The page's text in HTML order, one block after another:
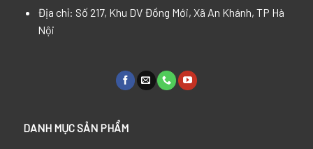
Địa chỉ: Số 217, Khu DV Đồng Mới, Xã An Khánh, TP Hà
Nội
DANH MỤC SẢN PHẨM